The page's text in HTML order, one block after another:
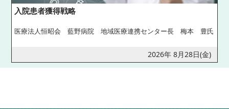
入院患者獲得戦略
医療法人恒昭会 藍野病院 地域医療連携センター長 梅本 豊氏
2026年 8月28日(金)